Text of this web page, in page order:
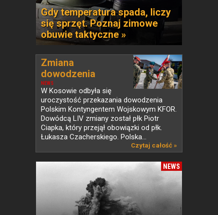
Gdy temperatura spada, liczy
się sprzęt. Poznaj zimowe
obuwie taktyczne »
NEWS
Zmiana
dowodzenia
Polskim...
W Kosowie odbyła się
uroczystość przekazania dowodzenia
Polskim Kontyngentem Wojskowym KFOR.
Dowódcą LIV zmiany został płk Piotr
Ciapka, który przejął obowiązki od płk.
Łukasza Czacherskiego. Polska...
Czytaj całość »
NEWS